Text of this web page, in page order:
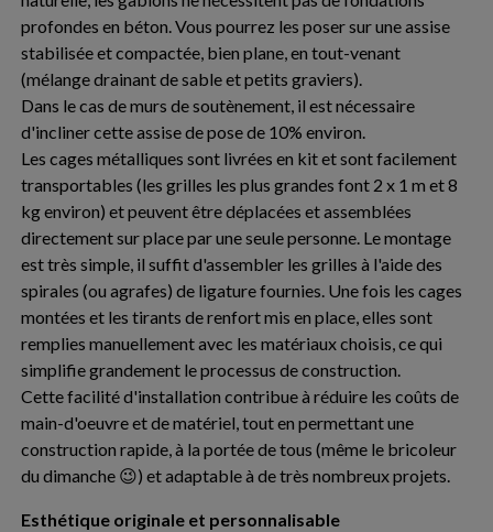
profondes en béton. Vous pourrez les poser sur une assise
stabilisée et compactée, bien plane, en tout-venant
(mélange drainant de sable et petits graviers).
Dans le cas de murs de soutènement, il est nécessaire
d'incliner cette assise de pose de 10% environ.
Les cages métalliques sont livrées en kit et sont facilement
transportables (les grilles les plus grandes font 2 x 1 m et 8
kg environ) et peuvent être déplacées et assemblées
directement sur place par une seule personne. Le montage
est très simple, il suffit d'assembler les grilles à l'aide des
spirales (ou agrafes) de ligature fournies. Une fois les cages
montées et les tirants de renfort mis en place, elles sont
remplies manuellement avec les matériaux choisis, ce qui
simplifie grandement le processus de construction.
Cette facilité d'installation contribue à réduire les coûts de
main-d'oeuvre et de matériel, tout en permettant une
construction rapide, à la portée de tous (même le bricoleur
du dimanche 😉) et adaptable à de très nombreux projets.
Esthétique originale et personnalisable